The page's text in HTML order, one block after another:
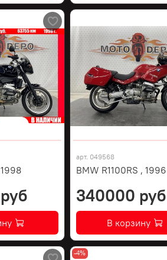
арт. 049568
BMW R1100RS , 1996
340000 руб
В корзину
-4%